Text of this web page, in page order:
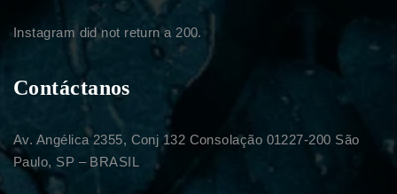
Instagram did not return a 200.
Contáctanos
Av. Angélica 2355, Conj 132 Consolação 01227-200 São
Paulo, SP – BRASIL